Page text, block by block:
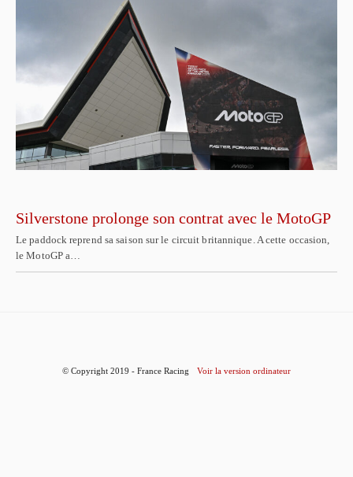
Silverstone prolonge son contrat avec le MotoGP
Le paddock reprend sa saison sur le circuit britannique. A cette occasion,
le MotoGP a…
© Copyright 2019 - France Racing Voir la version ordinateur